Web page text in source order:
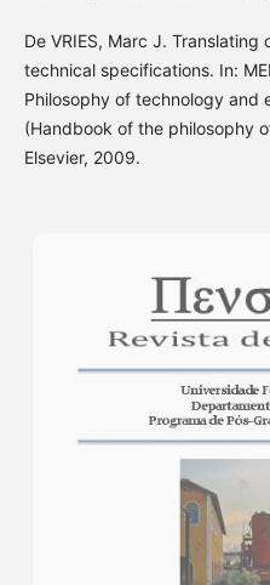
De VRIES, Marc J.
technical specifications. In:
Philosophy of technology and
(Handbook of the philosophy
Elsevier, 2009.